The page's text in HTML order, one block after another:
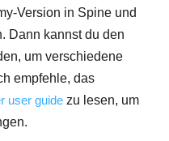
Version in Spine und
Dann kannst du den
um verschiedene
empfehle, das
user guide zu lesen, um